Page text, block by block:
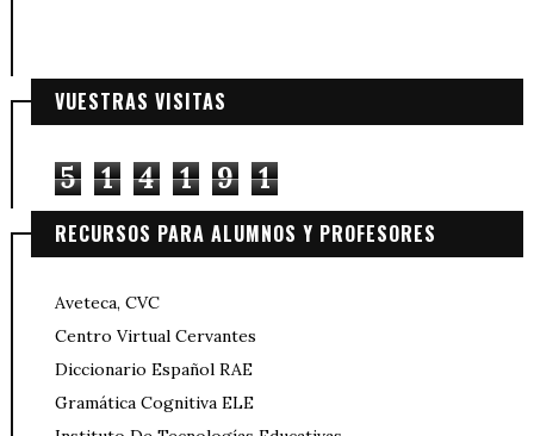
VUESTRAS VISITAS
5 1 4 1 9 1
RECURSOS PARA ALUMNOS Y PROFESORES
Aveteca, CVC
Centro Virtual Cervantes
Diccionario Español RAE
Gramática Cognitiva ELE